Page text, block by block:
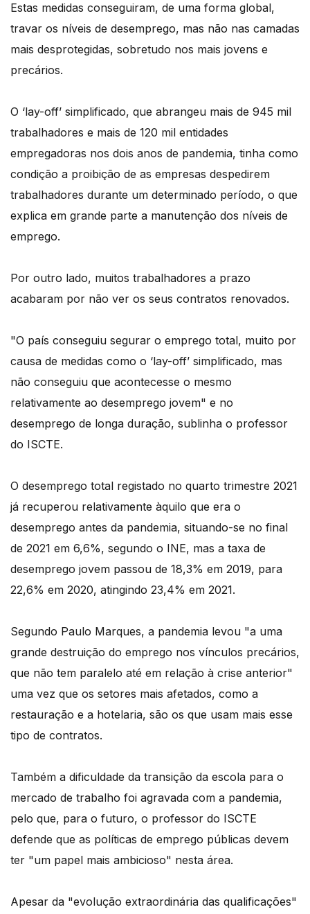
Estas medidas conseguiram, de uma forma global,
travar os níveis de desemprego, mas não nas camadas
mais desprotegidas, sobretudo nos mais jovens e
precários.
O ‘lay-off’ simplificado, que abrangeu mais de 945 mil
trabalhadores e mais de 120 mil entidades
empregadoras nos dois anos de pandemia, tinha como
condição a proibição de as empresas despedirem
trabalhadores durante um determinado período, o que
explica em grande parte a manutenção dos níveis de
emprego.
Por outro lado, muitos trabalhadores a prazo
acabaram por não ver os seus contratos renovados.
"O país conseguiu segurar o emprego total, muito por
causa de medidas como o ‘lay-off’ simplificado, mas
não conseguiu que acontecesse o mesmo
relativamente ao desemprego jovem" e no
desemprego de longa duração, sublinha o professor
do ISCTE.
O desemprego total registado no quarto trimestre 2021
já recuperou relativamente àquilo que era o
desemprego antes da pandemia, situando-se no final
de 2021 em 6,6%, segundo o INE, mas a taxa de
desemprego jovem passou de 18,3% em 2019, para
22,6% em 2020, atingindo 23,4% em 2021.
Segundo Paulo Marques, a pandemia levou "a uma
grande destruição do emprego nos vínculos precários,
que não tem paralelo até em relação à crise anterior"
uma vez que os setores mais afetados, como a
restauração e a hotelaria, são os que usam mais esse
tipo de contratos.
Também a dificuldade da transição da escola para o
mercado de trabalho foi agravada com a pandemia,
pelo que, para o futuro, o professor do ISCTE
defende que as políticas de emprego públicas devem
ter "um papel mais ambicioso" nesta área.
Apesar da "evolução extraordinária das qualificações"